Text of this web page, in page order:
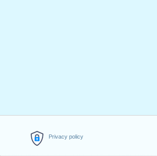
Privacy policy